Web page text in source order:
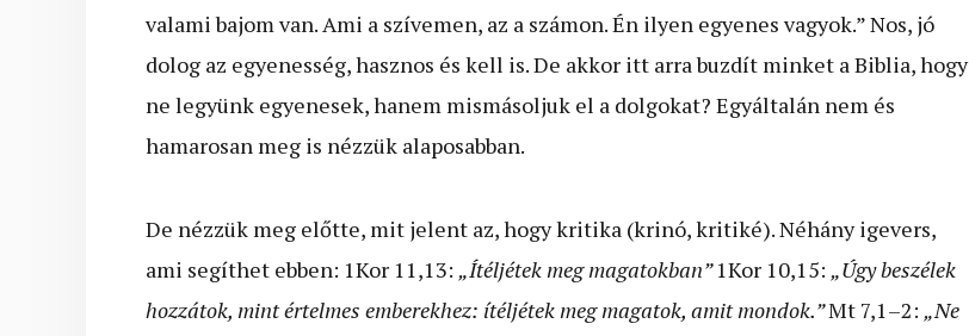
valami bajom van. Ami a szívemen, az a számon. Én ilyen egyenes vagyok.” Nos, jó
dolog az egyenesség, hasznos és kell is. De akkor itt arra buzdít minket a Biblia, hogy
ne legyünk egyenesek, hanem mismásoljuk el a dolgokat? Egyáltalán nem és
hamarosan meg is nézzük alaposabban.
De nézzük meg előtte, mit jelent az, hogy kritika (krinó, kritiké). Néhány igevers,
ami segíthet ebben: 1Kor 11,13: „Ítéljétek meg magatokban”1Kor 10,15: „Úgy beszélek
hozzátok, mint értelmes emberekhez: ítéljétek meg magatok, amit mondok.”Mt 7,1–2: „Ne